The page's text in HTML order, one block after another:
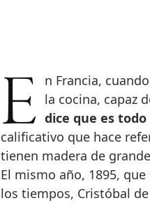
En Francia, cuando alguien demuestra un talento extraordinario para la cocina, capaz
dice que es
calificativo que hace
tienen madera de
El mismo año, 1895,
los tiempos, Cristóbal